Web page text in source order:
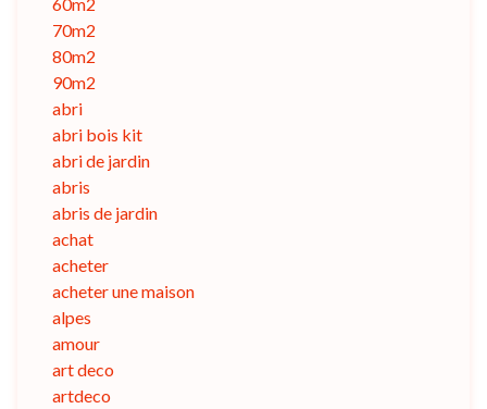
60m2
70m2
80m2
90m2
abri
abri bois kit
abri de jardin
abris
abris de jardin
achat
acheter
acheter une maison
alpes
amour
art deco
artdeco